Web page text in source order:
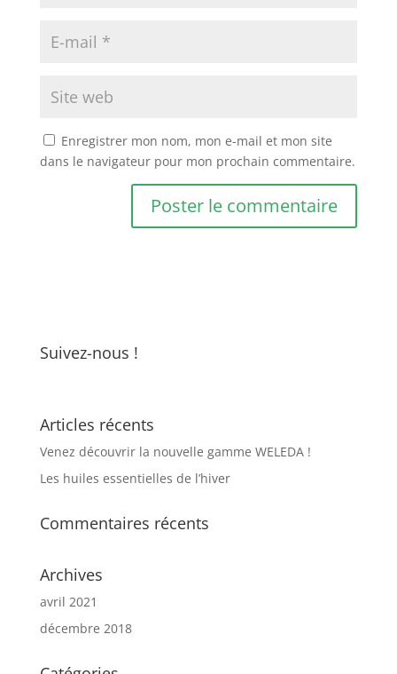
Enregistrer mon nom, mon e-mail et mon site
dans le navigateur pour mon prochain commentaire.
Suivez-nous !
Articles récents
Venez découvrir la nouvelle gamme WELEDA !
Les huiles essentielles de l’hiver
Commentaires récents
Archives
avril 2021
décembre 2018